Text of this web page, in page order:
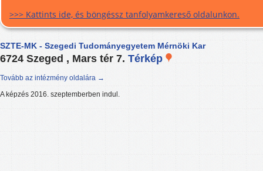
>>> Kattints ide, és böngéssz tanfolyamkereső oldalunkon.
SZTE-MK - Szegedi Tudományegyetem Mérnöki Kar
6724 Szeged , Mars tér 7. Térkép
Tovább az intézmény oldalára →
A képzés 2016. szeptemberben indul.